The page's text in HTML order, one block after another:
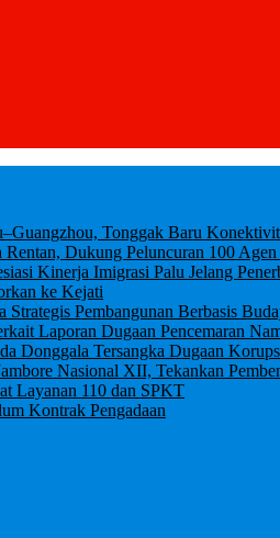
Tonggak Baru
Rentan, Dukung Peluncuran 100
Kinerja Imigrasi Palu Jelang
ke Kejati
Pembangunan Berbasis
Laporan Dugaan Pencemaran
Donggala Tersangka Dugaan
Nasional XII, Tekankan
Layanan 110 dan SPKT
Kontrak Pengadaan